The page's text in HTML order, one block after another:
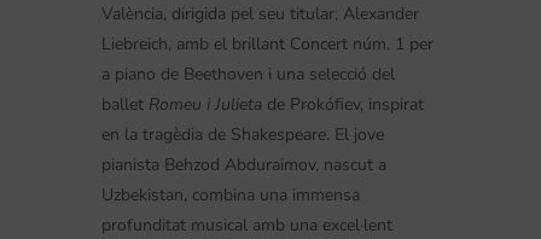
València, dirigida pel seu titular, Alexander
Liebreich, amb el brillant Concert núm. 1 per
a piano de Beethoven i una selecció del
ballet Romeu i Julieta de Prokófiev, inspirat
en la tragèdia de Shakespeare. El jove
pianista Behzod Abduraimov, nascut a
Uzbekistan, combina una immensa
profunditat musical amb una excel·lent